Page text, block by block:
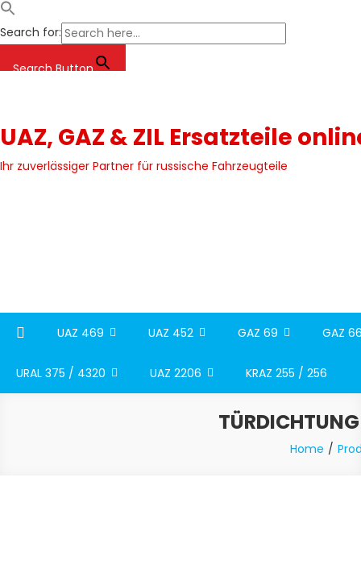
Search for:
Search Button
UAZ, GAZ & ZIL Ersatzteile
Ihr zuverlässiger Partner für russische Fahrzeugteile
UAZ 469 UAZ 452 GAZ 69 GAZ
URAL 375 / 4320 UAZ 2206 KRAZ 255 / 256
Home